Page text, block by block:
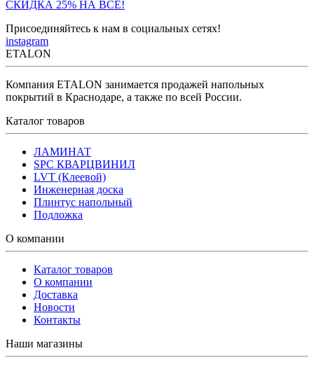
СКИДКА 25% НА ВСЁ!
Присоединяйтесь к нам в социальных сетях!
instagram
ETALON
Компания ETALON занимается продажей напольных
покрытий в Краснодаре, а также по всей России.
Каталог товаров
ЛАМИНАТ
SPC КВАРЦВИНИЛ
LVT (Клеевой)
Инженерная доска
Плинтус напольный
Подложка
О компании
Каталог товаров
О компании
Доставка
Новости
Контакты
Наши магазины